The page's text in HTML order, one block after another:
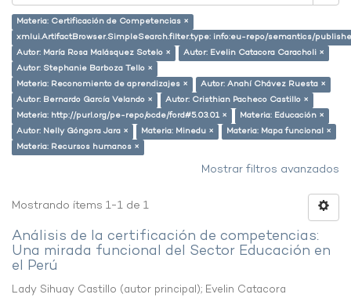
Materia: Certificación de Competencias ×
xmlui.ArtifactBrowser.SimpleSearch.filter.type: info:eu-repo/semantics/
Autor: María Rosa Malásquez Sotelo ×
Autor: Evelin Catacora Caracholi ×
Autor: Stephanie Barboza Tello ×
Materia: Reconomiento de aprendizajes ×
Autor: Anahí Chávez Ruesta ×
Autor: Bernardo García Velando ×
Autor: Cristhian Pacheco Castillo ×
Materia: http://purl.org/pe-repo/ocde/ford#5.03.01 ×
Materia: Educación ×
Autor: Nelly Góngora Jara ×
Materia: Minedu ×
Materia: Mapa funcional ×
Materia: Recursos humanos ×
Mostrar filtros avanzados
Mostrando ítems 1-1 de 1
Análisis de la certificación de competencias:
Una mirada funcional del Sector Educación en
el Perú
Lady Sihuay Castillo (autor principal); Evelin Catacora